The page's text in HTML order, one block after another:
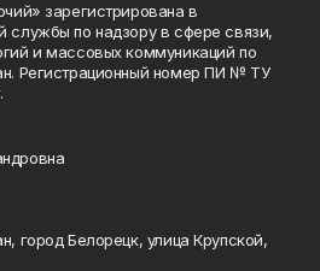
зарегистрирована в
службы по надзору в сфере связи,
и массовых коммуникаций по
Регистрационный номер ПИ № ТУ
город Белорецк, улица Крупской,